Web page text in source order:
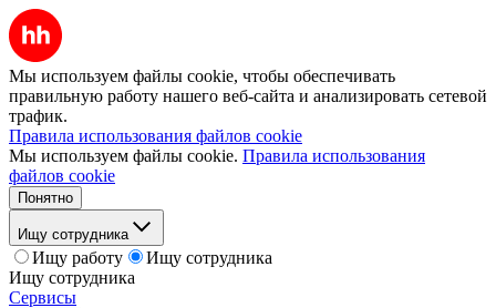
Мы используем файлы cookie, чтобы обеспечивать
правильную работу нашего веб-сайта и анализировать сетевой
трафик.
Правила использования файлов cookie
Мы используем файлы cookie. Правила использования
файлов cookie
Понятно
Ищу сотрудника
Ищу работу
Ищу сотрудника
Ищу сотрудника
Сервисы